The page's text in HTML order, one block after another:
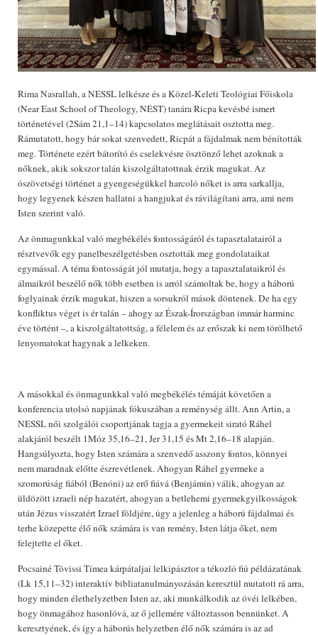
Rima Nasrallah, a NESSL lelkésze és a Közel-Keleti Teológiai Főiskola
(Near East School of Theology, NEST) tanára Ricpa kevésbé ismert
történetével (2Sám 21,1–14) kapcsolatos meglátásait osztotta meg.
Rámutatott, hogy bár sokat szenvedett, Ricpát a fájdalmak nem bénították
meg. Története ezért bátorító és cselekvésre ösztönző lehet azoknak a
nőknek, akik sokszor talán kiszolgáltatottnak érzik magukat. Az
ószövetségi történet a gyengeségükkel harcoló nőket is arra sarkallja,
hogy legyenek készen hallatni a hangjukat és rávilágítani arra, ami nem
Isten szerint való.
Az önmagunkkal való megbékélés fontosságáról és tapasztalatairól a
résztvevők egy panelbeszélgetésben osztották meg gondolataikat
egymással. A téma fontosságát jól mutatja, hogy a tapasztalataikról és
álmaikról beszélő nők több esetben is arról számoltak be, hogy a háború
foglyainak érzik magukat, hiszen a sorsukról mások döntenek. De ha egy
konfliktus véget is ér talán – ahogy az Észak-Írországban immár harminc
éve történt –, a kiszolgáltatottság, a félelem és az erőszak ki nem törölhető
lenyomatokat hagynak a lelkeken.
A másokkal és önmagunkkal való megbékélés témáját követően a
konferencia utolsó napjának fókuszában a reménység állt. Ann Artin, a
NESSL női szolgálói csoportjának tagja a gyermekeit sirató Ráhel
alakjáról beszélt 1Móz 35,16–21, Jer 31,15 és Mt 2,16–18 alapján.
Hangsúlyozta, hogy Isten számára a szenvedő asszony fontos, könnyei
nem maradnak előtte észrevétlenek. Ahogyan Ráhel gyermeke a
szomorúság fiából (Benóni) az erő fiává (Benjámin) válik, ahogyan az
üldözött izraeli nép hazatért, ahogyan a betlehemi gyermekgyilkosságok
után Jézus visszatért Izrael földjére, úgy a jelenleg a háború fájdalmai és
terhe közepette élő nők számára is van remény, Isten látja őket, nem
felejtette el őket.
Pocsainé Tövissi Tímea kárpátaljai lelkipásztor a tékozló fiú példázatának
(Lk 15,11–32) interaktív bibliatanulmányozásán keresztül mutatott rá arra,
hogy minden élethelyzetben Isten az, aki munkálkodik az övéi lelkében,
hogy önmagához hasonlóvá, az ő jellemére változtasson bennünket. A
keresztyének, és így a háborús helyzetben élő nők számára is az ad